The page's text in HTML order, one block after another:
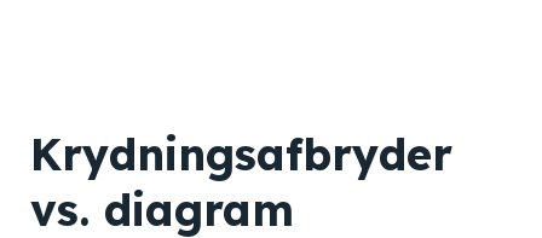
Krydningsafbryder
vs. diagram